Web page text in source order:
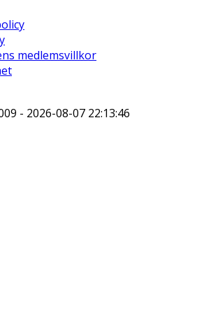
medlemsvillkor
- 2026-08-07 22:13:46